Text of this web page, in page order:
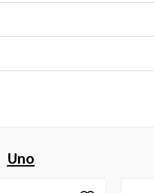
Uno